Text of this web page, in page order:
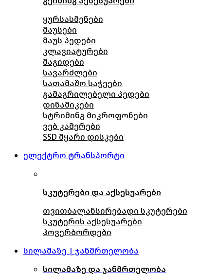
ყურსასმენები
მაუსები
მაუს პედები
კლავიატურები
მაგიდები
სავარძლები
სათამაშო საჭეები
გამაგრილებელი პედები
დინამიკები
სტრიმინგ მიკროფონები
ვებ კამერები
SSD მყარი დისკები
ელექტრო ტრანსპორტი
სკუტერები და აქსესუარები
თვითბალანსირებადი სკუტერები
სკუტერის აქსესუარები
ჰოვერბორდები
სილამაზე | ჯანმრთელობა
სილამაზე და ჯანმრთელობა